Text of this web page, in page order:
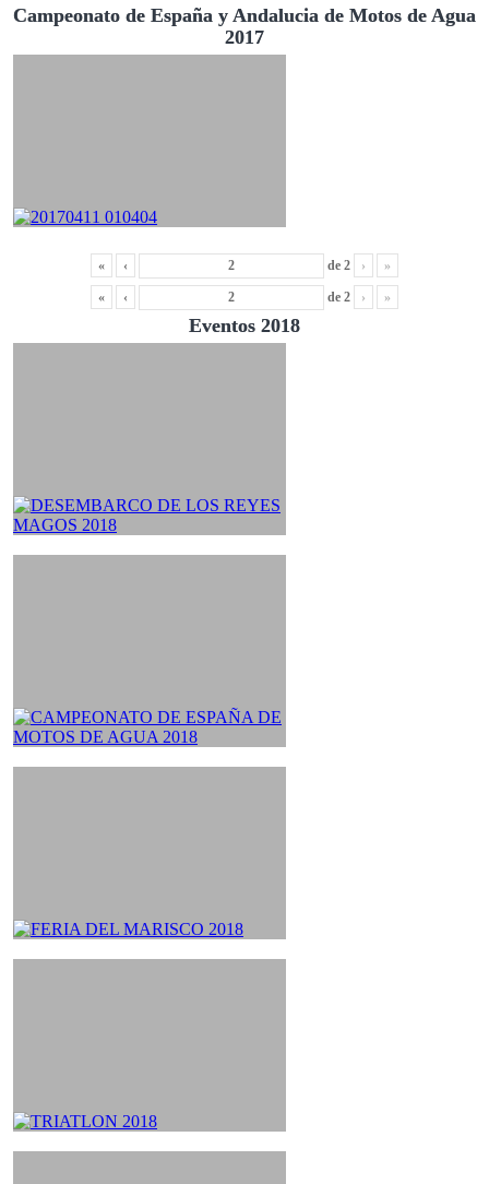
Campeonato de España y Andalucia de Motos de Agua
2017
« ‹ de 2 › »
« ‹ de 2 › »
Eventos 2018